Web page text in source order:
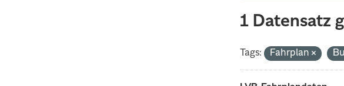
1 Datensatz
Tags: Fahrplan